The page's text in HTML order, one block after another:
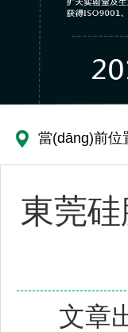
當(dāng)前位
東莞
文章